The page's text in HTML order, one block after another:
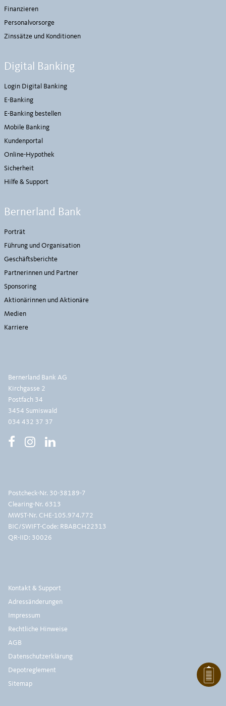
Finanzieren
Personalvorsorge
Zinssätze und Konditionen
Digital Banking
Login Digital Banking
E-Banking
E-Banking bestellen
Mobile Banking
Kundenportal
Online-Hypothek
Sicherheit
Hilfe & Support
Bernerland Bank
Porträt
Führung und Organisation
Geschäftsberichte
Partnerinnen und Partner
Sponsoring
Aktionärinnen und Aktionäre
Medien
Karriere
Bernerland Bank AG
Kirchgasse 2
Postfach 34
3454 Sumiswald
034 432 37 37
Postcheck-Nr. 30-38189-7
Clearing-Nr. 6313
MWST-Nr. CHE-105.974.772
BIC/SWIFT-Code: RBABCH22313
QR-IID: 30026
Kontakt & Support
Adressänderungen
Impressum
Rechtliche Hinweise
AGB
Datenschutzerklärung
Depotreglement
Sitemap